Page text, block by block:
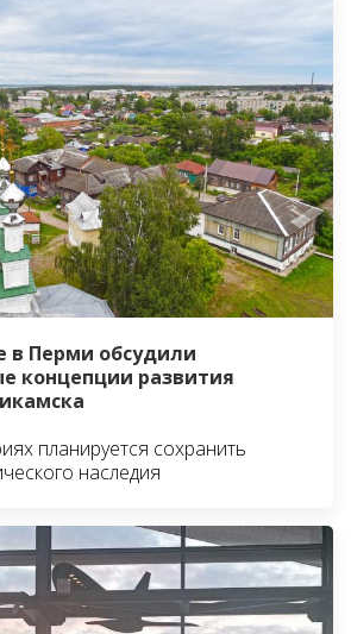
в Перми обсудили
концепции развития
планируется сохранить
наследия